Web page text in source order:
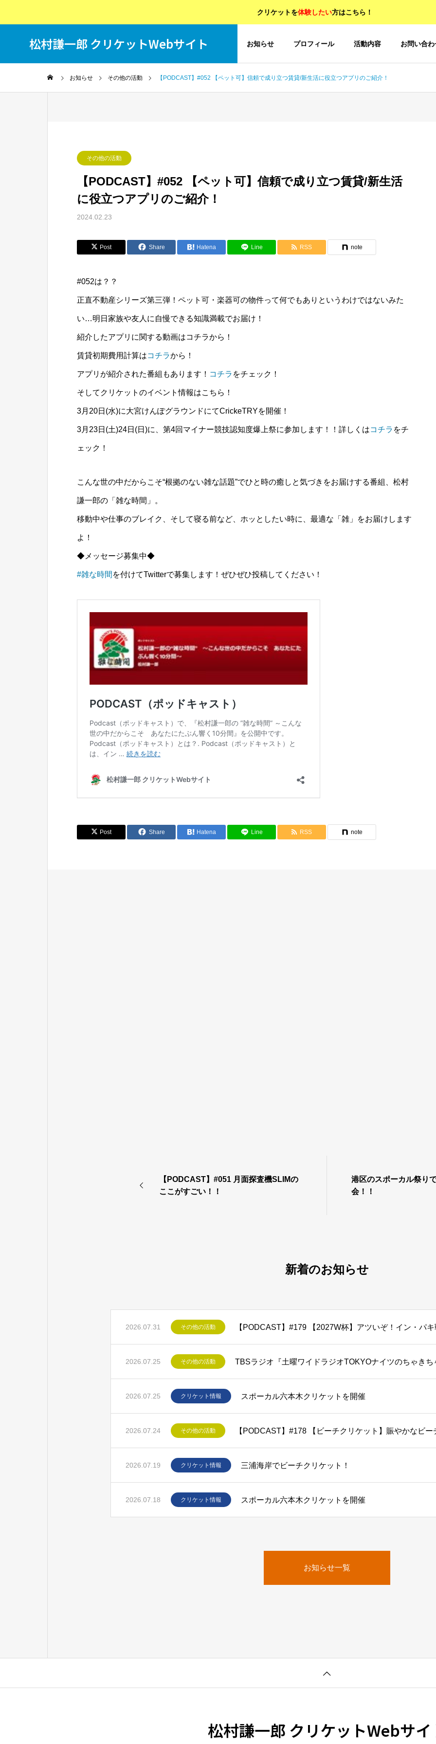
クリケットを体験したい方はこちら！
松村謙一郎 クリケットWebサイト お知らせ プロフィール 活動内容 お問い合わ
お知らせ その他の活動 【PODCAST】#052 【ペット可】信頼で成り立つ賃貸/新生活に役立つアプリのご紹介！
その他の活動
【PODCAST】#052 【ペット可】信頼で成り立つ賃貸/新生活
に役立つアプリのご紹介！
2024.02.23
Post Share Hatena Line RSS note
#052は？？
正直不動産シリーズ第三弾！ペット可・楽器可の物件って何でもありというわけではないみた
い…明日家族や友人に自慢できる知識満載でお届け！
紹介したアプリに関する動画はコチラから！
賃貸初期費用計算はコチラから！
アプリが紹介された番組もあります！ コチラ をチェック！
そしてクリケットのイベント情報はこちら！
3月20日(水)に大宮けんぽグラウンドにてCrickeTRYを開催！
3月23日(土)24日(日)に、第4回マイナー競技認知度爆上祭に参加します！！詳しくはコチラ をチ
ェック！
こんな世の中だからこそ“根拠のない雑な話題”でひと時の癒しと気づきをお届けする番組、松村
謙一郎の「雑な時間」。
移動中や仕事のブレイク、そして寝る前など、ホッとしたい時に、最適な「雑」をお届けします
よ！
◆メッセージ募集中◆
#雑な時間 を付けてTwitterで募集します！ぜひぜひ投稿してください！
Post Share Hatena Line RSS note
【PODCAST】#051 月面探査機SLIMの
ここがすごい！！
港区のスポーカル祭り
会！！
新着のお知らせ
2026.07.31 その他の活動
2026.07.25 その他の活動
2026.07.25 クリケット情報 スポーカル六本木クリケットを開催
2026.07.24 その他の活動 【PODCAST】#178 【ビーチクリケット】賑やかなビ
2026.07.19 クリケット情報 三浦海岸でビーチクリケット！
2026.07.18 クリケット情報 スポーカル六本木クリケットを開催
お知らせ一覧
松村謙一郎 クリケットWebサイ